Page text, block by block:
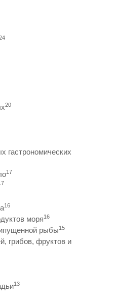
20
17
16
моря16
рыбы15
грибов, фруктов и
13